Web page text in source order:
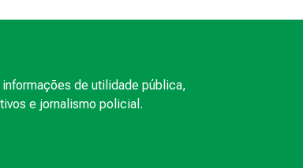
de utilidade pública,
e jornalismo policial.